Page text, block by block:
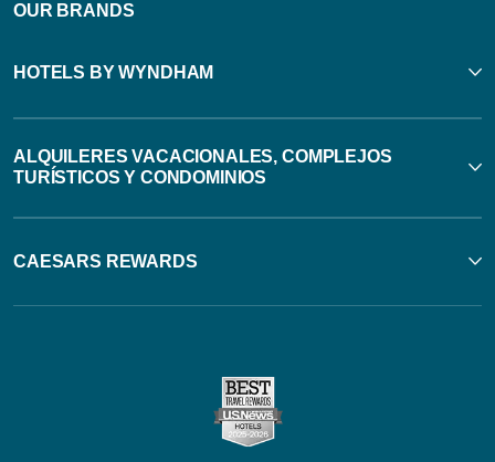
OUR BRANDS
HOTELS BY WYNDHAM
ALQUILERES VACACIONALES, COMPLEJOS
TURÍSTICOS Y CONDOMINIOS
CAESARS REWARDS